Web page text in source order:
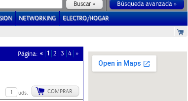
Búsqueda avanzada »
NETWORKING ELECTRO/HOGAR
Página: « 1 2 3 4 »
uds. COMPRAR